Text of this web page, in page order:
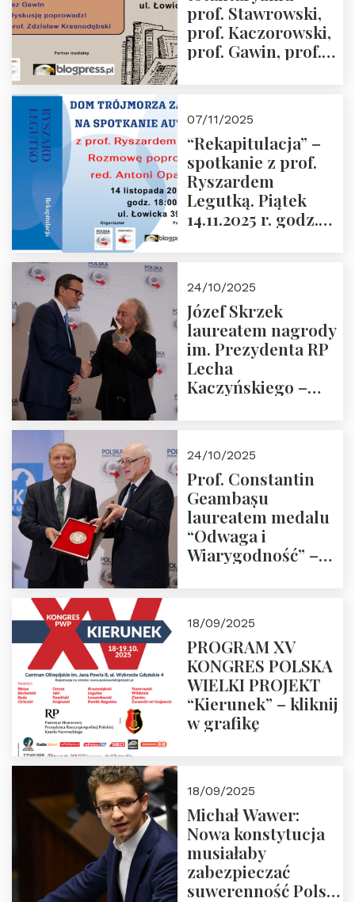
godz. 18:00.
prof. Stawrowski,
prof. Kaczorowski,
prof. Gawin, prof.
07/11/2025
“Rekapitulacja” –
spotkanie z prof.
Ryszardem
Legutką. Piątek
14.11.2025 r. godz.
24/10/2025
Józef Skrzek
laureatem nagrody
im. Prezydenta RP
Lecha
Kaczyńskiego –
24/10/2025
Prof. Constantin
Geambașu
laureatem medalu
“Odwaga i
Wiarygodność” –
18/09/2025
PROGRAM XV
KONGRES POLSKA
WIELKI PROJEKT
“Kierunek” – kliknij
w grafikę
18/09/2025
Michał Wawer:
Nowa konstytucja
musiałaby
zabezpieczać
suwerenność Polski